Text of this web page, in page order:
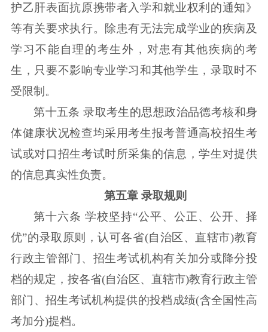
护乙肝表面抗原携带者入学和就业权利的通知》
等有关要求执行。除患有无法完成学业的疾病及
学习不能自理的考生外，对患有其他疾病的考
生，只要不影响专业学习和其他学生，录取时不
受限制。
第十五条 录取考生的思想政治品德考核和身
体健康状况检查均采用考生报考普通高校招生考
试或对口招生考试时所采集的信息，学生对提供
的信息真实性负责。
第五章 录取规则
第十六条 学校坚持“公平、公正、公开、择
优”的录取原则，认可各省(自治区、直辖市)教育
行政主管部门、招生考试机构有关加分或降分投
档的规定，按各省(自治区、直辖市)教育行政主管
部门、招生考试机构提供的投档成绩(含全国性高
考加分)提档。